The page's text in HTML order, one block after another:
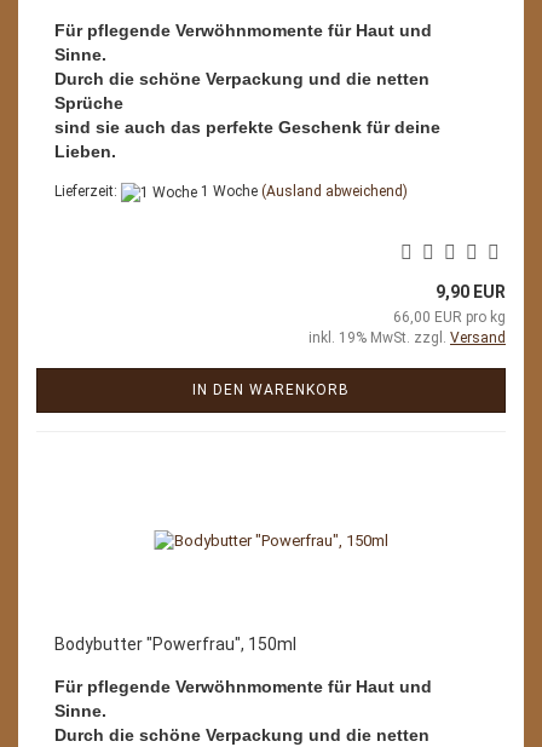
Für pflegende Verwöhnmomente für Haut und
Sinne.
Durch die schöne Verpackung und die netten
Sprüche
sind sie auch das perfekte Geschenk für deine
Lieben.
Lieferzeit: 1 Woche (Ausland abweichend)
9,90 EUR
66,00 EUR pro kg
inkl. 19% MwSt. zzgl. Versand
IN DEN WARENKORB
Bodybutter "Powerfrau", 150ml
Für pflegende Verwöhnmomente für Haut und
Sinne.
Durch die schöne Verpackung und die netten